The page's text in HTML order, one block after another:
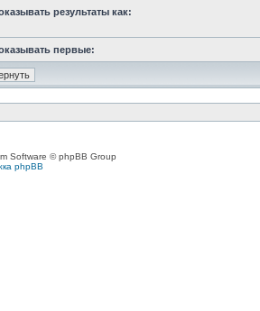
результаты как:
первые:
Software © phpBB Group
phpBB